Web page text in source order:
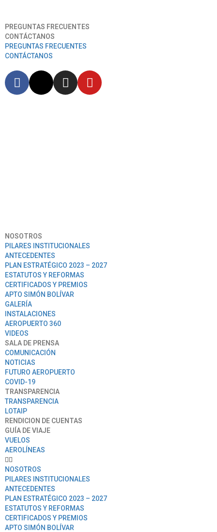
PREGUNTAS FRECUENTES
CONTÁCTANOS
PREGUNTAS FRECUENTES
CONTÁCTANOS
NOSOTROS
PILARES INSTITUCIONALES
ANTECEDENTES
PLAN ESTRATÉGICO 2023 – 2027
ESTATUTOS Y REFORMAS
CERTIFICADOS Y PREMIOS
APTO SIMÓN BOLÍVAR
GALERÍA
INSTALACIONES
AEROPUERTO 360
VIDEOS
SALA DE PRENSA
COMUNICACIÓN
NOTICIAS
FUTURO AEROPUERTO
COVID-19
TRANSPARENCIA
TRANSPARENCIA
LOTAIP
RENDICION DE CUENTAS
GUÍA DE VIAJE
VUELOS
AEROLÍNEAS
NOSOTROS
PILARES INSTITUCIONALES
ANTECEDENTES
PLAN ESTRATÉGICO 2023 – 2027
ESTATUTOS Y REFORMAS
CERTIFICADOS Y PREMIOS
APTO SIMÓN BOLÍVAR